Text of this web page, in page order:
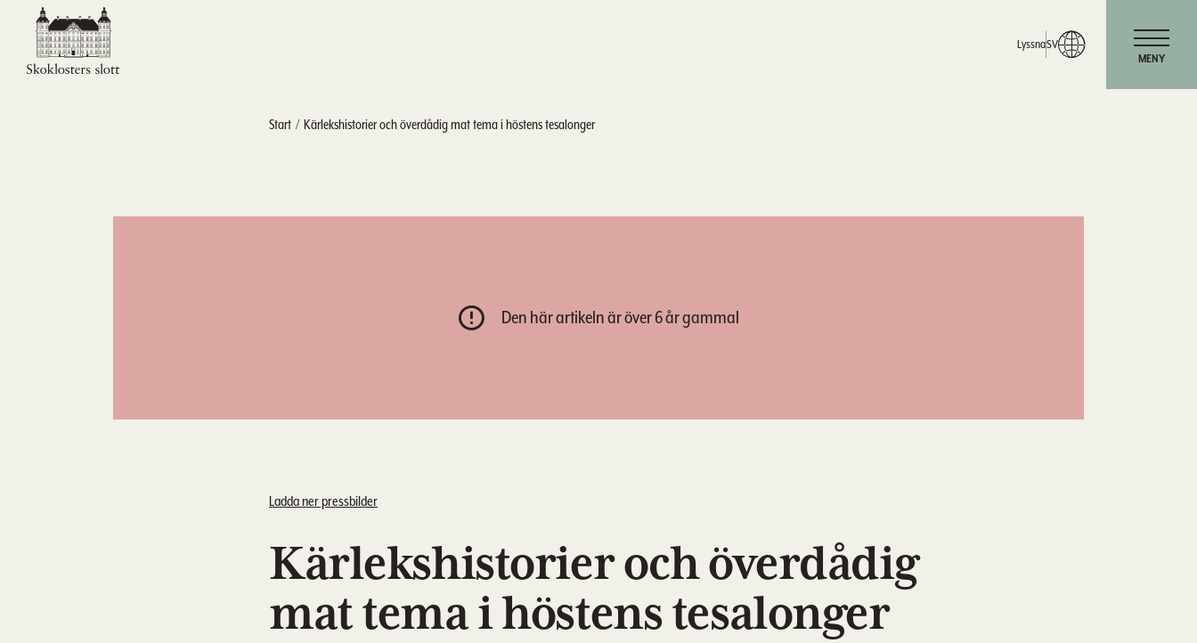
LyssnaSV
MENY
Start Kärlekshistorier och överdådig mat tema i höstens tesalonger
Den här artikeln är över 6 år gammal
Ladda ner pressbilder
Kärlekshistorier och överdådig
mat tema i höstens tesalonger